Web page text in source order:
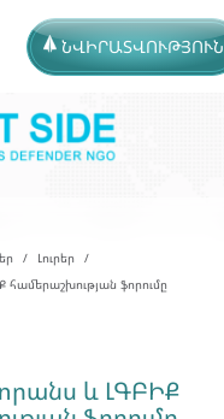
ՆՎԻՐԱՏՎՈՒԹՅՈՒՆ
Լուրեր
ֆորումը
և ԼԳԲԻՔ